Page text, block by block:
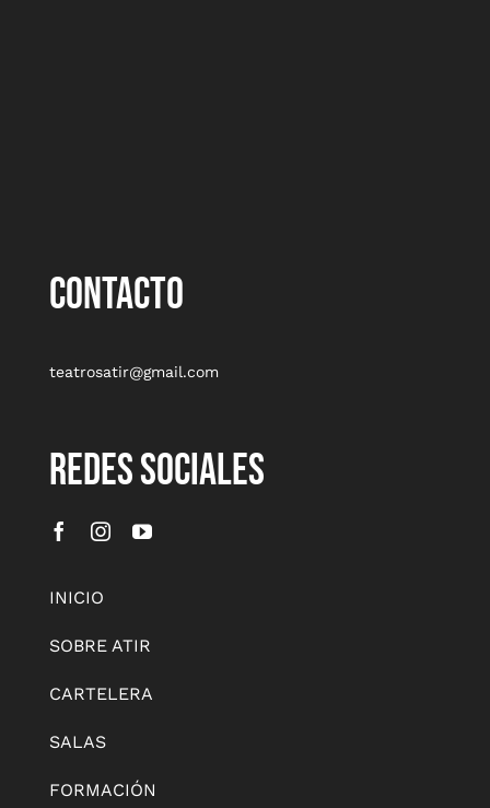
CONTACTO
teatrosatir@gmail.com
REDES SOCIALES
INICIO
SOBRE ATIR
CARTELERA
SALAS
FORMACIÓN